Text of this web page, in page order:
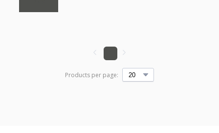
Products per page: